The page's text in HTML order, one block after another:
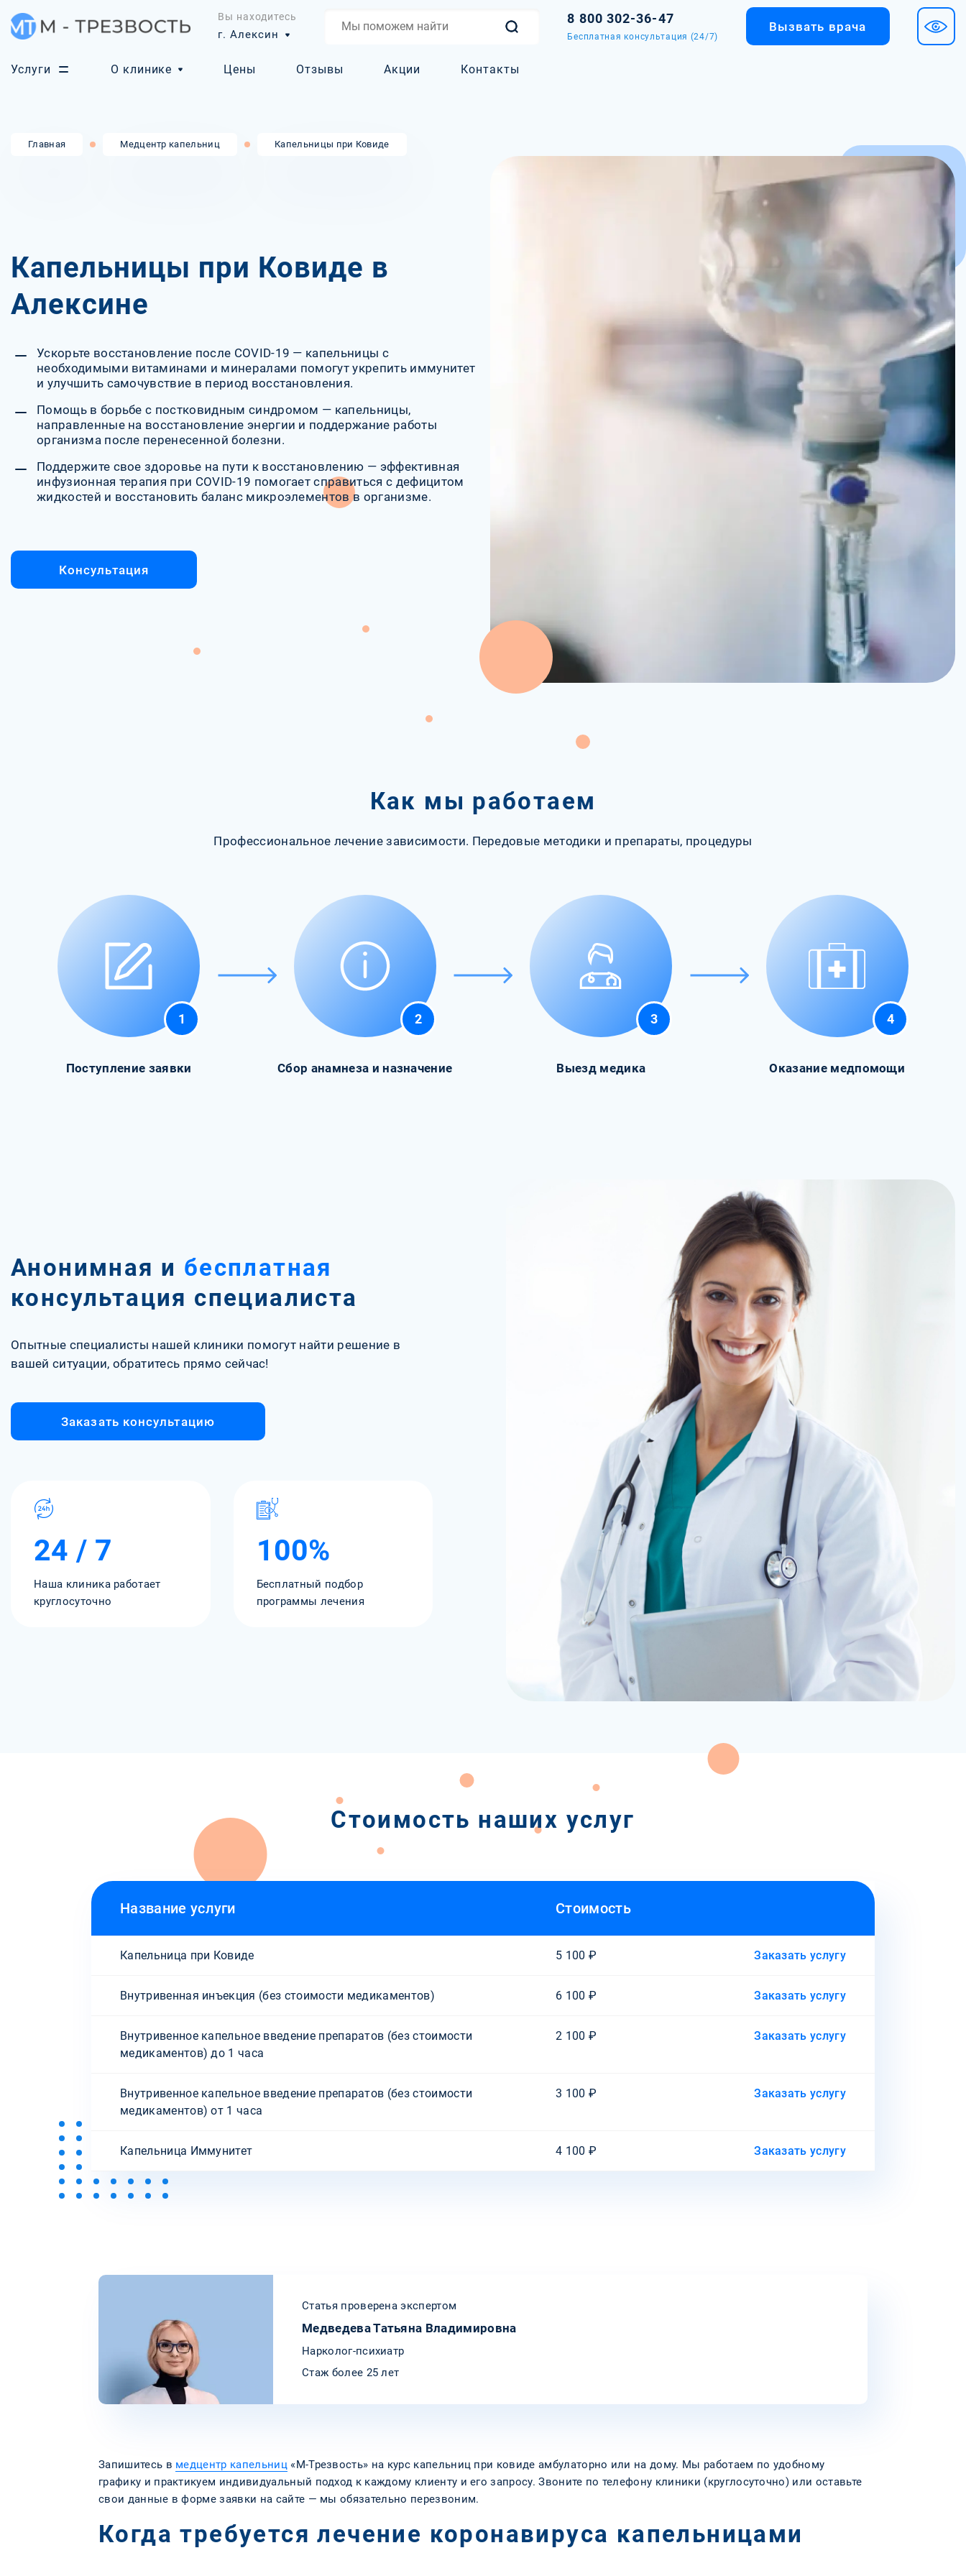
Вы находитесь
г. Алексин
8 800 302-36-47
Бесплатная консультация (24/7)
Вызвать врача
Услуги О клинике Цены Отзывы Акции Контакты
Главная Медцентр капельниц Капельницы при Ковиде
Капельницы при Ковиде в
Алексине
Ускорьте восстановление после COVID-19 — капельницы с
необходимыми витаминами и минералами помогут укрепить иммунитет
и улучшить самочувствие в период восстановления.
Помощь в борьбе с постковидным синдромом — капельницы,
направленные на восстановление энергии и поддержание работы
организма после перенесенной болезни.
Поддержите свое здоровье на пути к восстановлению — эффективная
инфузионная терапия при COVID-19 помогает справиться с дефицитом
жидкостей и восстановить баланс микроэлементов в организме.
Консультация
Как мы работаем
Профессиональное лечение зависимости. Передовые методики и препараты, процедуры
1
Поступление заявки
2
Сбор анамнеза и назначение
3
Выезд медика
4
Оказание медпомощи
Анонимная и бесплатная
консультация специалиста
Опытные специалисты нашей клиники помогут найти решение в
вашей ситуации, обратитесь прямо сейчас!
Заказать консультацию
24 / 7
Наша клиника работает
круглосуточно
100%
Бесплатный подбор
программы лечения
Стоимость наших услуг
Название услуги Стоимость
Капельница при Ковиде 5 100 ₽ Заказать услугу
Внутривенная инъекция (без стоимости медикаментов) 6 100 ₽ Заказать услугу
Внутривенное капельное введение препаратов (без стоимости
медикаментов) до 1 часа
2 100 ₽ Заказать услугу
Внутривенное капельное введение препаратов (без стоимости
медикаментов) от 1 часа
3 100 ₽ Заказать услугу
Капельница Иммунитет 4 100 ₽ Заказать услугу
Статья проверена экспертом
Медведева Татьяна Владимировна
Нарколог-психиатр
Стаж более 25 лет
Запишитесь в медцентр капельниц «М-Трезвость» на курс капельниц при ковиде амбулаторно или на дому. Мы работаем по удобному
графику и практикуем индивидуальный подход к каждому клиенту и его запросу. Звоните по телефону клиники (круглосуточно) или оставьте
свои данные в форме заявки на сайте — мы обязательно перезвоним.
Когда требуется лечение коронавируса капельницами